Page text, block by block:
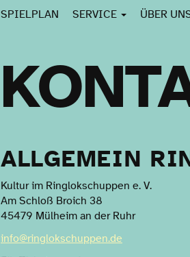
SPIELPLAN SERVICE ÜBER
ALLGEMEIN
Kultur im Ringlokschuppen e. V.
Am Schloß Broich 38
45479 Mülheim an der Ruhr
info@ringlokschuppen.de